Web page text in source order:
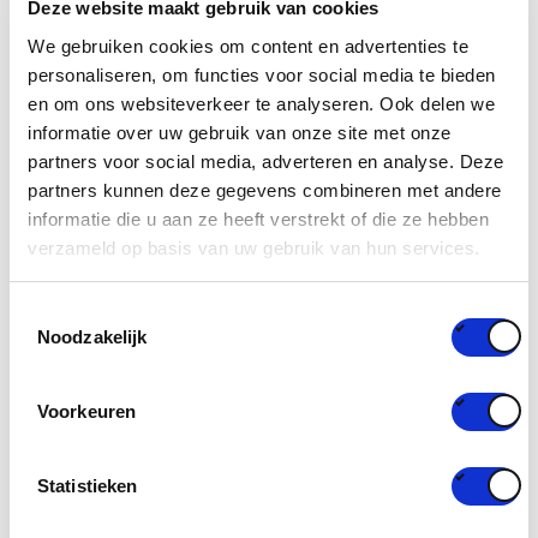
Deze website maakt gebruik van cookies
We gebruiken cookies om content en advertenties te
personaliseren, om functies voor social media te bieden
en om ons websiteverkeer te analyseren. Ook delen we
informatie over uw gebruik van onze site met onze
partners voor social media, adverteren en analyse. Deze
partners kunnen deze gegevens combineren met andere
informatie die u aan ze heeft verstrekt of die ze hebben
verzameld op basis van uw gebruik van hun services.
Noodzakelijk
Voorkeuren
Statistieken
“Concentrates for the people” is a dispenser for highly
concentrated, foamable detergents.
By foaming the detergent and thus increasing the
This allows consumers to do their laundry intuitively
refill concept, which means there is less packaging. In